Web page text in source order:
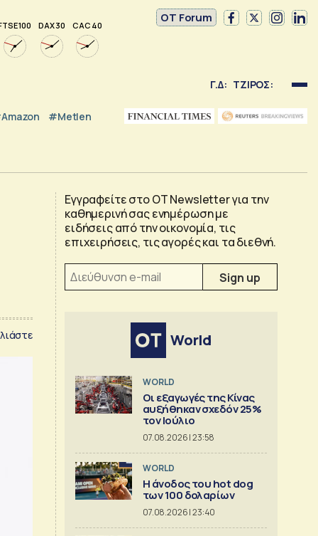
100 DAX 30 CAC 40
OT Forum
Γ.Δ: ΤΖΙΡΟΣ:
#Metlen
Εγγραφείτε στο OT Newsletter για την
καθημερινή σας ενημέρωση με
ειδήσεις από την οικονομία, τις
επιχειρήσεις, τις αγορές και τα διεθνή.
World
WORLD
Οι εξαγωγές της Κίνας
αυξήθηκαν σχεδόν 25%
τον Ιούλιο
07.08.2026 | 23:58
WORLD
Η άνοδος του hot dog
των 100 δολαρίων
07.08.2026 | 23:40